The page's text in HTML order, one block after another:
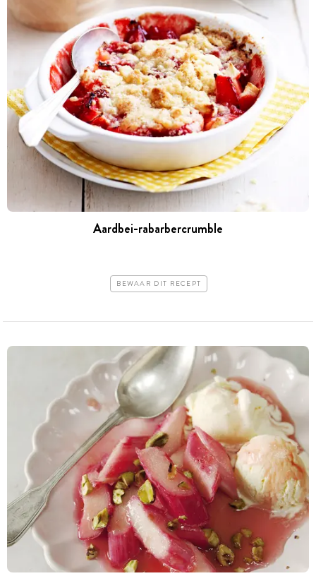
Aardbei-rabarbercrumble
BEWAAR DIT RECEPT